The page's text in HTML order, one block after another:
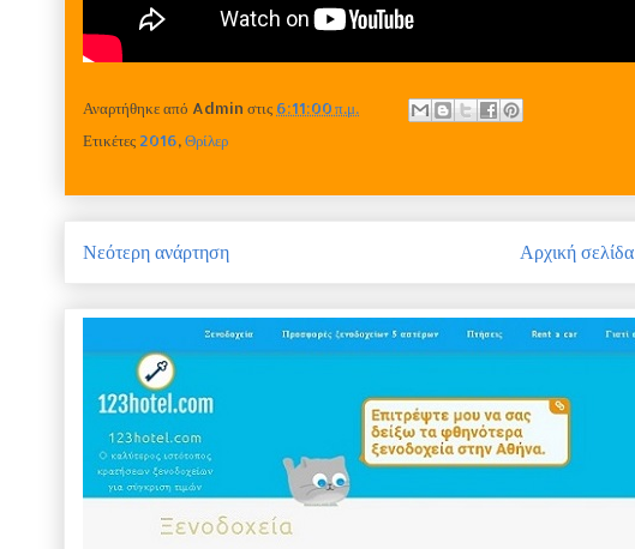
Αναρτήθηκε από Admin στις 6:11:00 π.μ.
Ετικέτες 2016,Θρίλερ
Νεότερη ανάρτηση Αρχική σελίδα